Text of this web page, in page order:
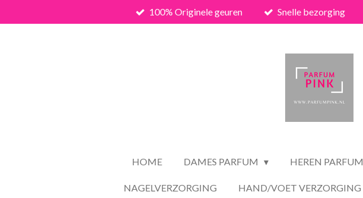
direct
100% Originele geuren Snelle bezorging
HOME DAMES PARFUM HEREN PARFUM
NAGELVERZORGING HAND/VOET VERZORGING